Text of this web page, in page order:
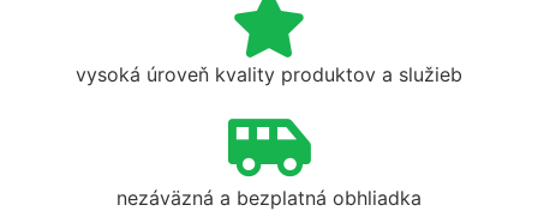
vysoká úroveň kvality produktov a služieb
nezáväzná a bezplatná obhliadka